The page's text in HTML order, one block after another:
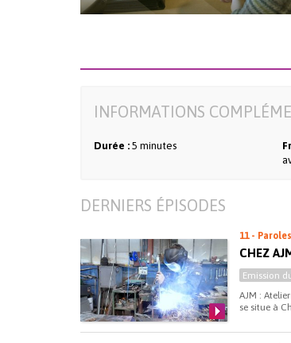
INFORMATIONS
Durée : 5 minutes
DERNIERS ÉPISODES
11 -
CHEZ
Emission
AJM :
se situe à